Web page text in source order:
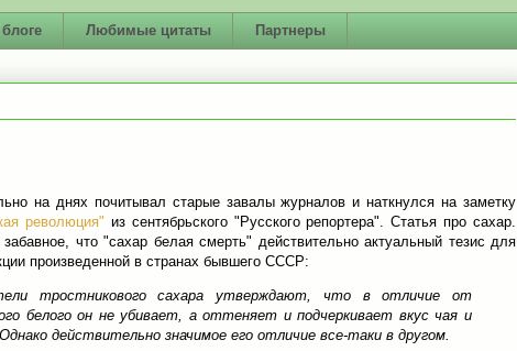
Любимые цитаты Партнеры
на днях почитывал старые завалы журналов и наткнулся на заметку
революция" из сентябрьского "Русского репортера". Статья про сахар.
что "сахар белая смерть" действительно актуальный тезис для
произведенной в странах бывшего СССР:
тростникового сахара утверждают, что в отличие от
белого он не убивает, а оттеняет и подчеркивает вкус чая и
действительно значимое его отличие все-таки в другом.